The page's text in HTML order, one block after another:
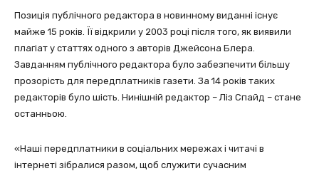
Позиція публічного редактора в новинному виданні існує
майже 15 років. Її відкрили у 2003 році після того, як виявили
плагіат у статтях одного з авторів Джейсона Блера.
Завданням публічного редактора було забезпечити більшу
прозорість для передплатників газети. За 14 років таких
редакторів було шість. Нинішній редактор – Ліз Спайд – стане
останньою.
«Наші передплатники в соціальних мережах і читачі в
інтернеті зібралися разом, щоб служити сучасним